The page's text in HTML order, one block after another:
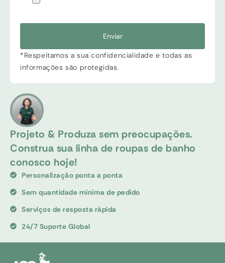
Projeto & Produza sem preocupações.
Construa sua linha de roupas de banho
conosco hoje!
Personalização ponta a ponta
Sem quantidade mínima de pedido
Serviços de resposta rápida
24/7 Suporte Global
Enviar
*Respeitamos a sua confidencialidade e todas as
informações são protegidas.